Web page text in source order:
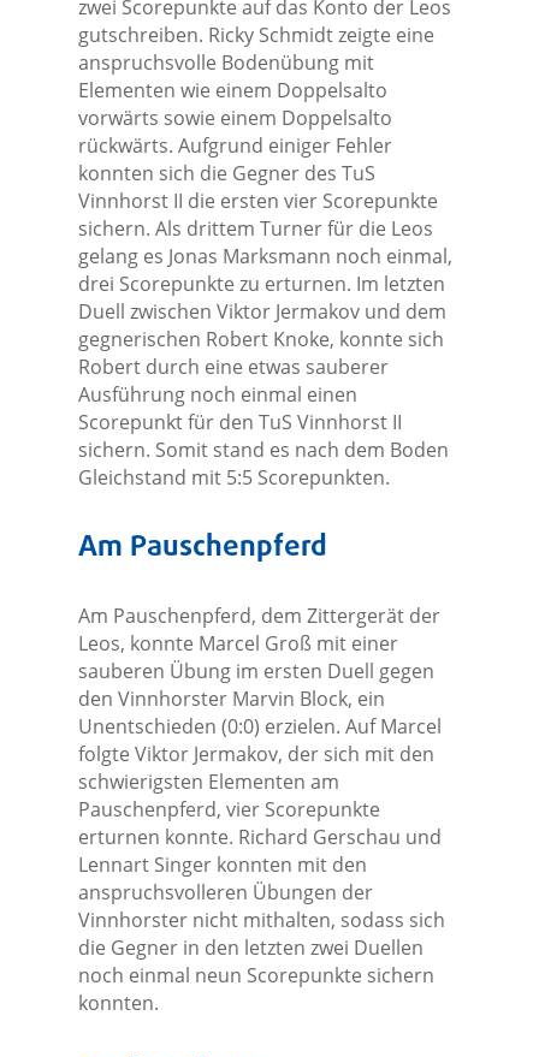
zwei Scorepunkte auf das Konto der Leos
gutschreiben. Ricky Schmidt zeigte eine
anspruchsvolle Bodenübung mit
Elementen wie einem Doppelsalto
vorwärts sowie einem Doppelsalto
rückwärts. Aufgrund einiger Fehler
konnten sich die Gegner des TuS
Vinnhorst II die ersten vier Scorepunkte
sichern. Als drittem Turner für die Leos
gelang es Jonas Marksmann noch einmal,
drei Scorepunkte zu erturnen. Im letzten
Duell zwischen Viktor Jermakov und dem
gegnerischen Robert Knoke, konnte sich
Robert durch eine etwas sauberer
Ausführung noch einmal einen
Scorepunkt für den TuS Vinnhorst II
sichern. Somit stand es nach dem Boden
Gleichstand mit 5:5 Scorepunkten.
Am Pauschenpferd
Am Pauschenpferd, dem Zittergerät der
Leos, konnte Marcel Groß mit einer
sauberen Übung im ersten Duell gegen
den Vinnhorster Marvin Block, ein
Unentschieden (0:0) erzielen. Auf Marcel
folgte Viktor Jermakov, der sich mit den
schwierigsten Elementen am
Pauschenpferd, vier Scorepunkte
erturnen konnte. Richard Gerschau und
Lennart Singer konnten mit den
anspruchsvolleren Übungen der
Vinnhorster nicht mithalten, sodass sich
die Gegner in den letzten zwei Duellen
noch einmal neun Scorepunkte sichern
konnten.